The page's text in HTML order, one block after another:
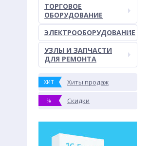
ТОРГОВОЕ
ОБОРУДОВАНИЕ
ЭЛЕКТРООБОРУДОВАНИЕ
УЗЛЫ И ЗАПЧАСТИ
ДЛЯ РЕМОНТА
ХИТ Хиты продаж
% Скидки